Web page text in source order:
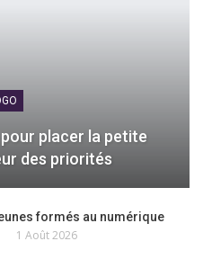
placer la petite
des priorités
formés au numérique
1 Août 2026